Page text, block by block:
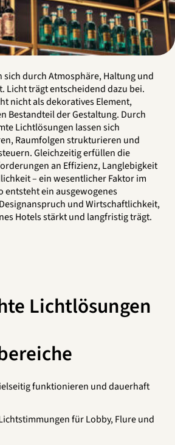
sich durch Atmosphäre, Haltung und
Licht trägt entscheidend dazu bei.
nicht als dekoratives Element,
Bestandteil der Gestaltung. Durch
Lichtlösungen lassen sich
Raumfolgen strukturieren und
Gleichzeitig erfüllen die
an Effizienz, Langlebigkeit
– ein wesentlicher Faktor im
entsteht ein ausgewogenes
und Wirtschaftlichkeit,
Hotels stärkt und langfristig trägt.
Lichtlösungen
funktionieren und dauerhaft
für Lobby, Flure und